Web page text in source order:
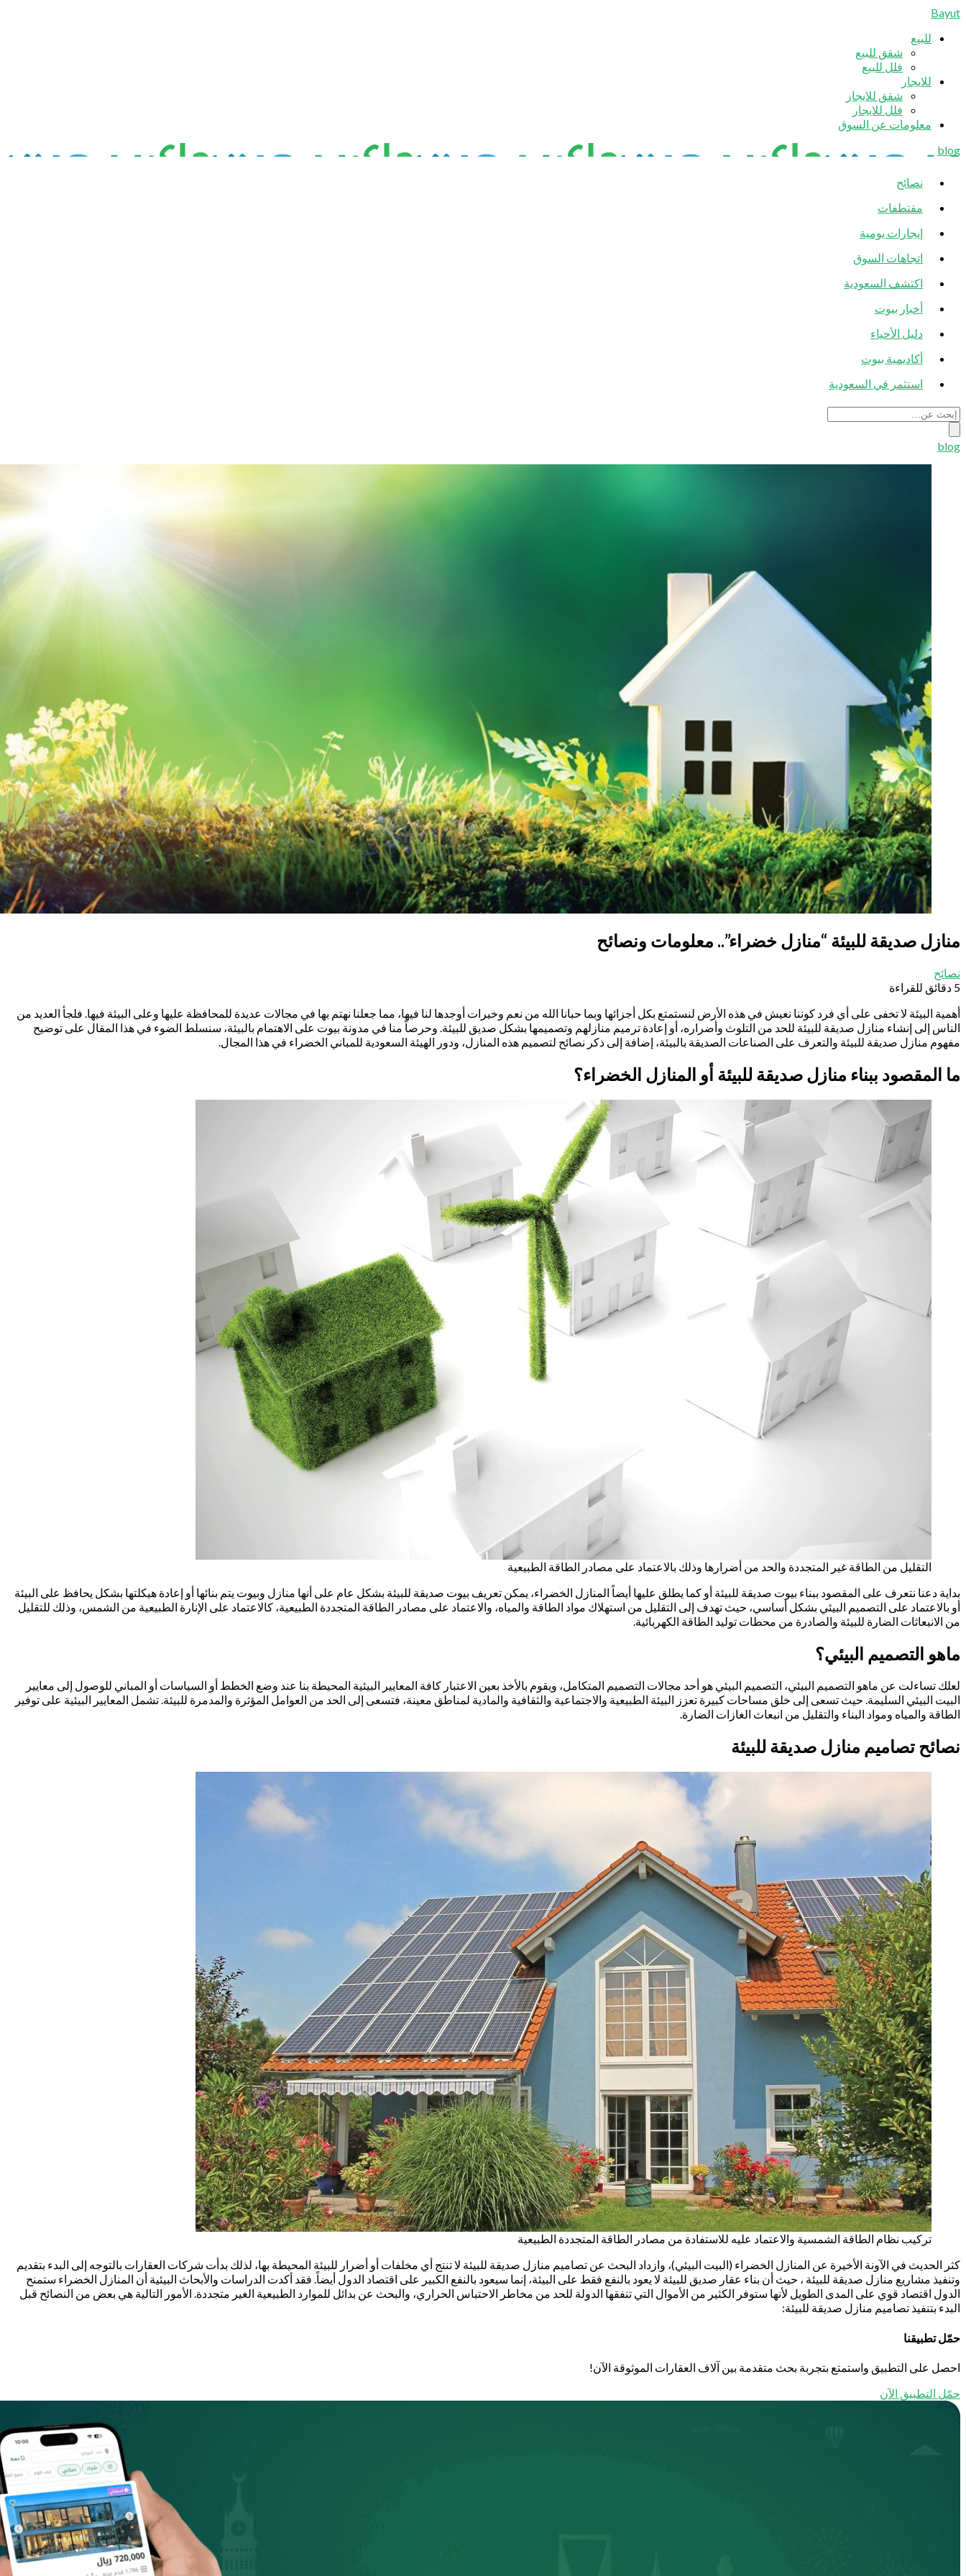
Bayut
للبيع
شقق للبيع
فلل للبيع
للايجار
شقق للايجار
فلل للايجار
معلومات عن السوق
blog
نصائح
مقتطفات
إيجارات يومية
اتجاهات السوق
اكتشف السعودية
أخبار بيوت
دليل الأحياء
أكاديمية بيوت
استثمر في السعودية
blog
منازل صديقة للبيئة “منازل خضراء”.. معلومات ونصائح
نصائح
5 دقائق للقراءة
أهمية البيئة لا تخفى على أي فرد كوننا نعيش في هذه الأرض لنستمتع بكل أجزائها وبما حبانا الله من نعم وخيرات أوجدها لنا فيها، مما جعلنا نهتم بها في مجالات عديدة للمحافظة عليها وعلى البيئة فيها. فلجأ العديد من
الناس إلى إنشاء منازل صديقة للبيئة للحد من التلوث وأضراره، أو إعادة ترميم منازلهم وتصميمها بشكل صديق للبيئة. وحرصاً منا في مدونة بيوت على الاهتمام بالبيئة، سنسلط الضوء في هذا المقال على توضيح
مفهوم منازل صديقة للبيئة والتعرف على الصناعات الصديقة بالبيئة، إضافة إلى ذكر نصائح لتصميم هذه المنازل، ودور الهيئة السعودية للمباني الخضراء في هذا المجال.
ما المقصود ببناء منازل صديقة للبيئة أو المنازل الخضراء؟
التقليل من الطاقة غير المتجددة والحد من أضرارها وذلك بالاعتماد على مصادر الطاقة الطبيعية
بداية دعنا نتعرف على المقصود ببناء بيوت صديقة للبيئة أو كما يطلق عليها أيضاً المنازل الخضراء، يمكن تعريف بيوت صديقة للبيئة بشكل عام على أنها منازل وبيوت يتم بنائها أو إعادة هيكلتها بشكل يحافظ على البيئة
أو بالاعتماد على التصميم البيئي بشكل أساسي، حيث تهدف إلى التقليل من استهلاك مواد الطاقة والمياه، والاعتماد على مصادر الطاقة المتجددة الطبيعية، كالاعتماد على الإنارة الطبيعية من الشمس، وذلك للتقليل
من الانبعاثات الضارة للبيئة والصادرة من محطات توليد الطاقة الكهربائية.
ماهو التصميم البيئي؟
لعلك تساءلت عن ماهو التصميم البيئي، التصميم البيئي هو أحد مجالات التصميم المتكامل، ويقوم بالأخذ بعين الاعتبار كافة المعايير البيئية المحيطة بنا عند وضع الخطط أو السياسات أو المباني للوصول إلى معايير
البيت البيئي السليمة. حيث تسعى إلى خلق مساحات كبيرة تعزز البيئة الطبيعية والاجتماعية والثقافية والمادية لمناطق معينة، فتسعى إلى الحد من العوامل المؤثرة والمدمرة للبيئة. تشمل المعايير البيئية على توفير
الطاقة والمياه ومواد البناء والتقليل من انبعاث الغازات الضارة.
نصائح تصاميم منازل صديقة للبيئة
تركيب نظام الطاقة الشمسية والاعتماد عليه للاستفادة من مصادر الطاقة المتجددة الطبيعية
كثر الحديث في الآونة الأخيرة عن المنازل الخضراء (البيت البيئي)، وازداد البحث عن تصاميم منازل صديقة للبيئة لا تنتج أي مخلفات أو أضرار للبيئة المحيطة بها، لذلك بدأت شركات العقارات بالتوجه إلى البدء بتقديم
وتنفيذ مشاريع منازل صديقة للبيئة ، حيث أن بناء عقار صديق للبيئة لا يعود بالنفع فقط على البيئة، إنما سيعود بالنفع الكبير على اقتصاد الدول أيضاً. فقد أكدت الدراسات والأبحاث البيئية أن المنازل الخضراء ستمنح
الدول اقتصاد قوي على المدى الطويل لأنها ستوفر الكثير من الأموال التي تنفقها الدولة للحد من مخاطر الاحتباس الحراري، والبحث عن بدائل للموارد الطبيعية الغير متجددة. الأمور التالية هي بعض من النصائح قبل
البدء بتنفيذ تصاميم منازل صديقة للبيئة:
حمّل تطبيقنا
احصل على التطبيق واستمتع بتجربة بحث متقدمة بين آلاف العقارات الموثوقة الآن!
حمّل التطبيق الآن